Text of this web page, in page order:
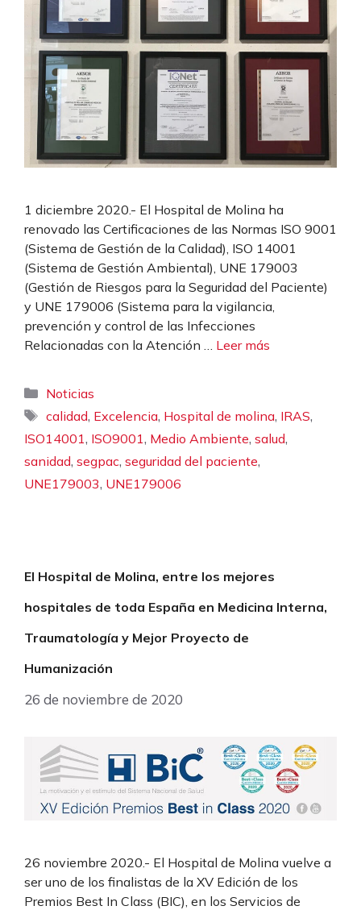
1 diciembre 2020.- El Hospital de Molina ha
renovado las Certificaciones de las Normas ISO 9001
(Sistema de Gestión de la Calidad), ISO 14001
(Sistema de Gestión Ambiental), UNE 179003
(Gestión de Riesgos para la Seguridad del Paciente)
y UNE 179006 (Sistema para la vigilancia,
prevención y control de las Infecciones
Relacionadas con la Atención … Leer más
Categorías
Noticias
Etiquetas
calidad, Excelencia, Hospital de molina, IRAS,
ISO14001, ISO9001, Medio Ambiente, salud,
sanidad, segpac, seguridad del paciente,
UNE179003, UNE179006
El Hospital de Molina, entre los mejores
hospitales de toda España en Medicina Interna,
Traumatología y Mejor Proyecto de
Humanización
26 de noviembre de 2020
26 noviembre 2020.- El Hospital de Molina vuelve a
ser uno de los finalistas de la XV Edición de los
Premios Best In Class (BIC), en los Servicios de